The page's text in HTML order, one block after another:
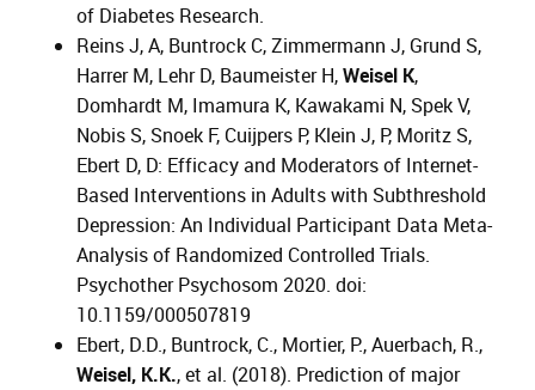
of Diabetes Research.
Reins J, A, Buntrock C, Zimmermann J, Grund S,
Harrer M, Lehr D, Baumeister H,Weisel K,
Domhardt M, Imamura K, Kawakami N, Spek V,
Nobis S, Snoek F, Cuijpers P, Klein J, P, Moritz S,
Ebert D, D: Efficacy and Moderators of Internet-
Based Interventions in Adults with Subthreshold
Depression: An Individual Participant Data Meta-
Analysis of Randomized Controlled Trials.
Psychother Psychosom 2020. doi:
10.1159/000507819
Ebert, D.D., Buntrock, C., Mortier, P., Auerbach, R.,
Weisel, K.K., et al. (2018). Prediction of major